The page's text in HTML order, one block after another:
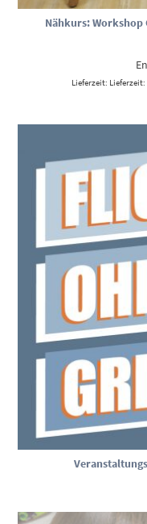
Nähkurs: Workshop
Lieferzeit: